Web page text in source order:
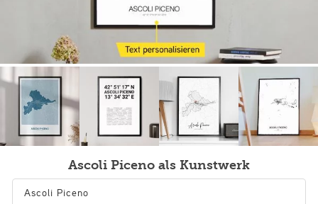
Ascoli Piceno als Kunstwerk